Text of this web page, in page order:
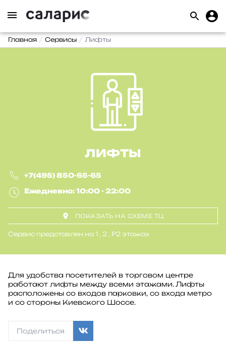
Главная Сервисы Лифты
ЛИФТЫ
+7(495) 850-65-65
Ежедневно: 10:00 - 22:00
ПОКАЗАТЬ НА СХЕМЕ ТЦ
Сервис представлен на 1 , 2 , P2 этажах
Для удобства посетителей в торговом центре
работают лифты между всеми этажами. Лифты
расположены со входов парковки, со входа метро
и со стороны Киевского Шоссе.
Поделиться